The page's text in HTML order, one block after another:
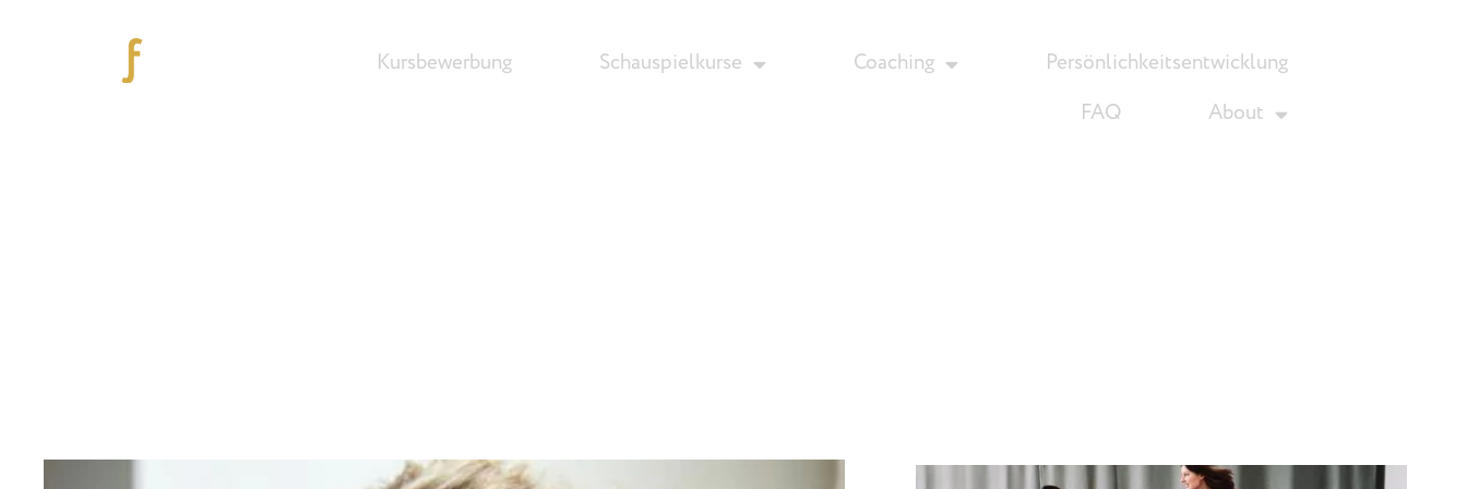
Kursbewerbung Schauspielkurse Coaching
Persönlichkeitsentwicklung
FAQ
About